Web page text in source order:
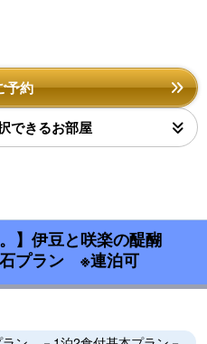
予約
できるお部屋
】伊豆と咲楽の醍醐
プラン ※連泊可